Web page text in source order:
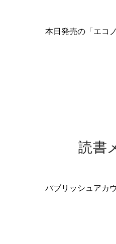
本日発売の「エコ
読書
パブリッシュアカ